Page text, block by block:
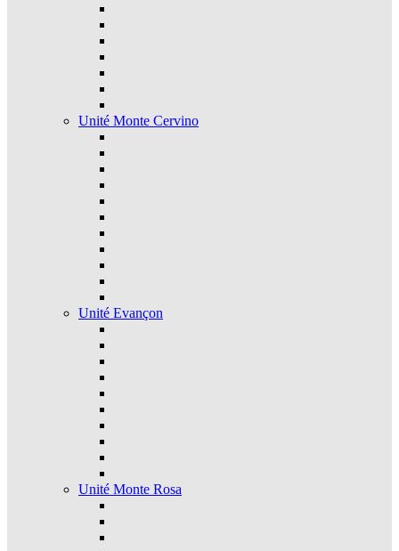
Unité Monte Cervino
Unité Evançon
Unité Monte Rosa